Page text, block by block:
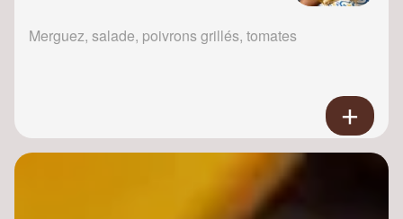
Merguez, salade, poivrons grillés, tomates